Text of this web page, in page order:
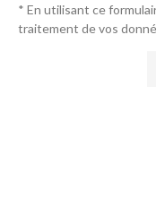
* En utilisant ce
traitement de vos